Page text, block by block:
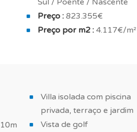
moradia é composta por um
e w.c, suite de 16 m² com terraço
terraço e a casa de banho com
igualmente os seguintes
de cozinha e casa de banho
Sul / Poente / Nascente
Preço : 823.355€
Preço por m2 : 4.117€/m²
Villa isolada com piscina
privada, terraço e jardim
Vista de golf